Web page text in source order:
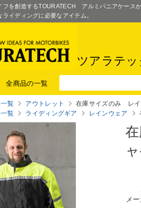
フを創造するTOURATECH アルミパニアケース
イディングに必要なアイテム。
ツアラテ
全商品の一覧
覧 アウトレット
在庫サイズのみ レイ
覧 ライディングギア レインウェア
メ